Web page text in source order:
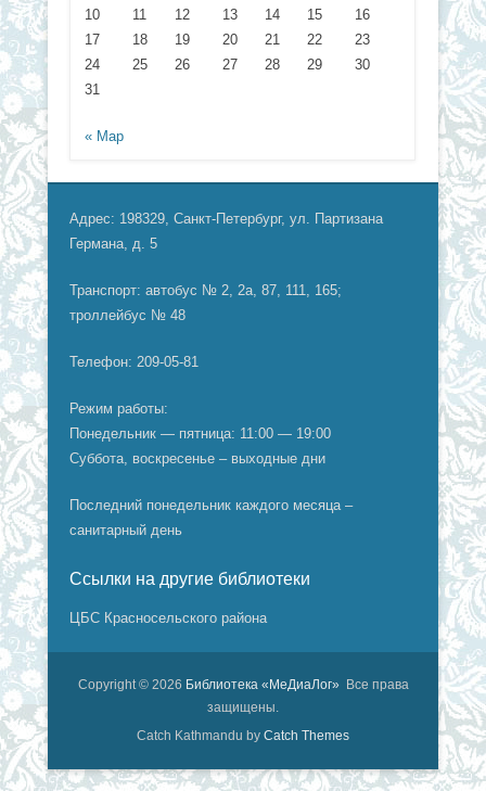
10
11 12 13 14 15
16
17
18 19 20 21 22
23
24
25 26 27 28 29
30
31
« Мар
Адрес: 198329, Санкт-Петербург, ул. Партизана
Германа, д. 5
Транспорт: автобус № 2, 2а, 87, 111, 165;
троллейбус № 48
Телефон: 209-05-81
Режим работы:
Понедельник — пятница: 11:00 — 19:00
Суббота, воскресенье – выходные дни
Последний понедельник каждого месяца –
санитарный день
Ссылки на другие библиотеки
ЦБС Красносельского района
Copyright © 2026 Библиотека «МеДиаЛог» Все права
защищены.
Catch Kathmandu by Catch Themes